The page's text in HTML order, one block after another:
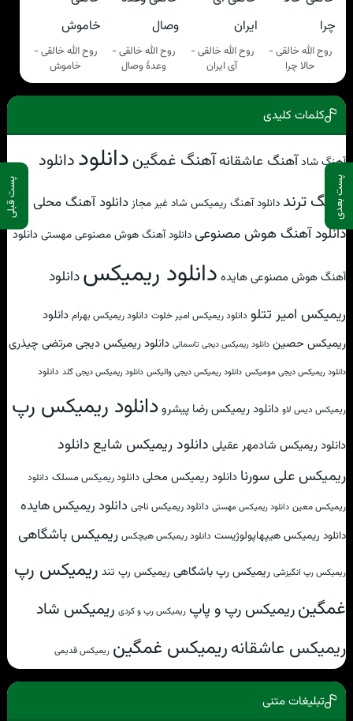
پست بعدی پست قبلی
روح الله خالقی -
حالا چرا
روح الله خالقی -
آی ایران
روح الله خالقی -
وعدهٔ وصال
روح الله خالقی -
خاموش
کلمات کلیدی
آهنگ شادآهنگ عاشقانهآهنگ غمگیندانلوددانلود
آهنگ ترند دانلود آهنگ ریمیکس شاد غیر مجاز دانلود آهنگ محلی
دانلود آهنگ هوش مصنوعیدانلود آهنگ هوش مصنوعی مهستیدانلود
آهنگ هوش مصنوعی هایده دانلود ریمیکسدانلود
ریمیکس امیر تتلو دانلود ریمیکس امیر خلوت دانلود ریمیکس بهرام دانلود
ریمیکس حصین دانلود ریمیکس دیجی تاسمانی دانلود ریمیکس دیجی مرتضی چیذری
دانلود ریمیکس دیجی مومیکس دانلود ریمیکس دیجی والیکس دانلود ریمیکس دیجی گلد دانلود
ریمیکس دیس لاو دانلود ریمیکس رضا پیشرو دانلود ریمیکس رپ
دانلود ریمیکس شادمهر عقیلی دانلود ریمیکس شایع دانلود
ریمیکس علی سورنا دانلود ریمیکس محلی دانلود ریمیکس مسلک دانلود
ریمیکس معین دانلود ریمیکس مهستی دانلود ریمیکس ناجی دانلود ریمیکس هایده
دانلود ریمیکس هیپهاپولوژیست دانلود ریمیکس هیچکس ریمیکس باشگاهی
ریمیکس رپ انگیزشی ریمیکس رپ باشگاهی ریمیکس رپ تند ریمیکس رپ
غمگینریمیکس رپ و پاپ ریمیکس رپ و کردی ریمیکس شاد
ریمیکس عاشقانهریمیکس غمگین ریمیکس قدیمی
تبلیغات متنی